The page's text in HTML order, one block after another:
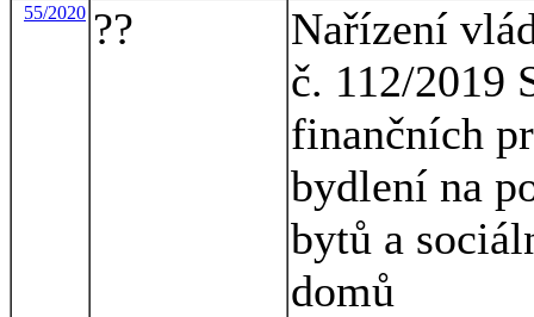
55/2020 ??
Nařízení
č. 112/2019
finančních
bydlení na
bytů a
domů